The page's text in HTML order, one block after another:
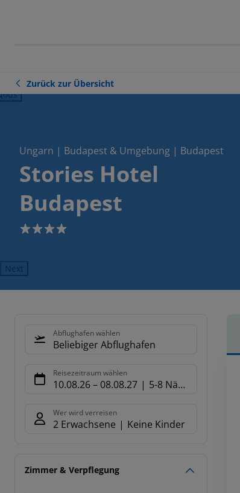
Zurück zur Übersicht
Ungarn | Budapest & Umgebung | Budapest
Stories Hotel
Budapest
4
Next
Abflughafen wählen
Beliebiger Abflughafen
Reisezeitraum wählen
10.08.26– 08.08.27 5-8 Nächte
Wer wird verreisen
2 Erwachsene Keine Kinder
Zimmer & Verpflegung